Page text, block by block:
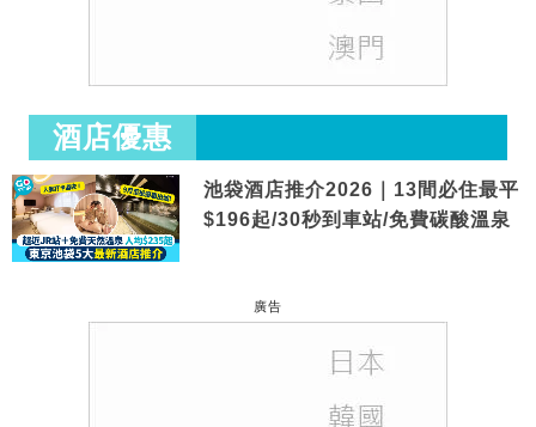
酒店優惠
池袋酒店推介2026｜13間必住最平
$196起/30秒到車站/免費碳酸溫泉
廣告